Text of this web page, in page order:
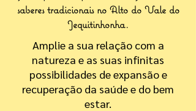
saberes tradicionais no Alto do Vale do
Jequitinhonha.
Amplie a sua relação com a
natureza e as suas infinitas
possibilidades de expansão e
recuperação da saúde e do bem
estar.